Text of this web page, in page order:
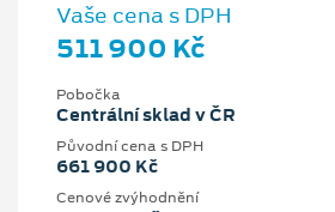
Vaše cena s DPH
511 900 Kč
Pobočka
Centrální sklad v ČR
Původní cena s DPH
661 900 Kč
Cenové zvýhodnění